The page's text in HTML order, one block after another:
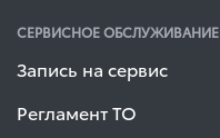
СЕРВИСНОЕ ОБСЛУЖИВАНИЕ
Запись на сервис
Регламент ТО